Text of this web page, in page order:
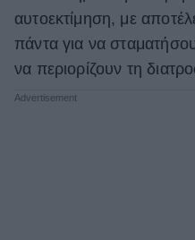
αυτοεκτίμηση, με
πάντα για να
να περιορίζουν τη